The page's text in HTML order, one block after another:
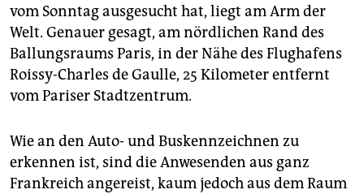
vom Sonntag ausgesucht hat, liegt am Arm der
Welt. Genauer gesagt, am nördlichen Rand des
Ballungsraums Paris, in der Nähe des Flughafens
Roissy-Charles de Gaulle, 25 Kilometer entfernt
vom Pariser Stadtzentrum.
Wie an den Auto- und Buskennzeichnen zu
erkennen ist, sind die Anwesenden aus ganz
Frankreich angereist, kaum jedoch aus dem Raum